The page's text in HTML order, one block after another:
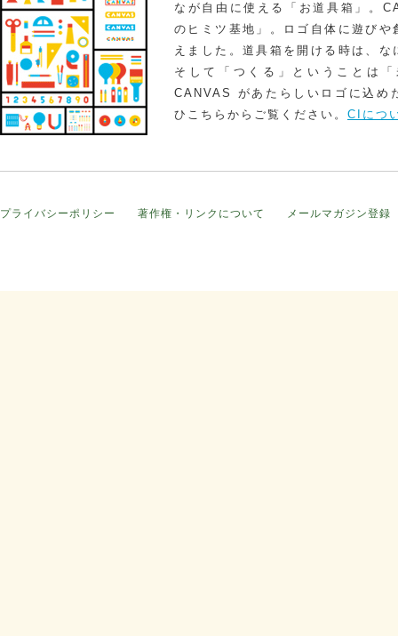
なが自由に使える「お道具箱」。
のヒミツ基地」。ロゴ自体に遊び
えました。道具箱を開ける時は、
そして「つくる」ということは
CANVAS があたらしいロゴに込め
ひこちらからご覧ください。 CIにつ
プライバシーポリシー 著作権・リンクについて メールマガジン登録